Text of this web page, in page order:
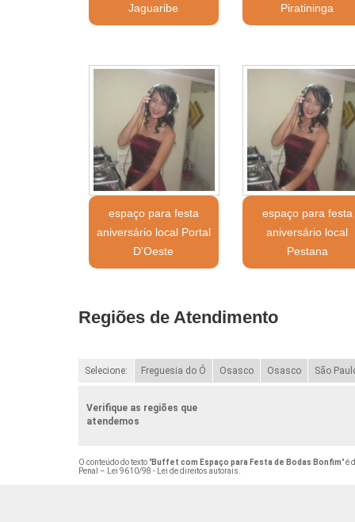
Jaguaribe
Piratininga
espaço para festa
aniversário local Portal
D'Oeste
espaço para festa
aniversário local
Pestana
Regiões de Atendimento
Selecione: Freguesia do Ó Osasco Osasco São
Verifique as regiões que
atendemos
O conteúdo do texto "Buffet com Espaço para Festa de Bodas Bonfim" é
Penal –
Lei 9610/98 - Lei de direitos autorais